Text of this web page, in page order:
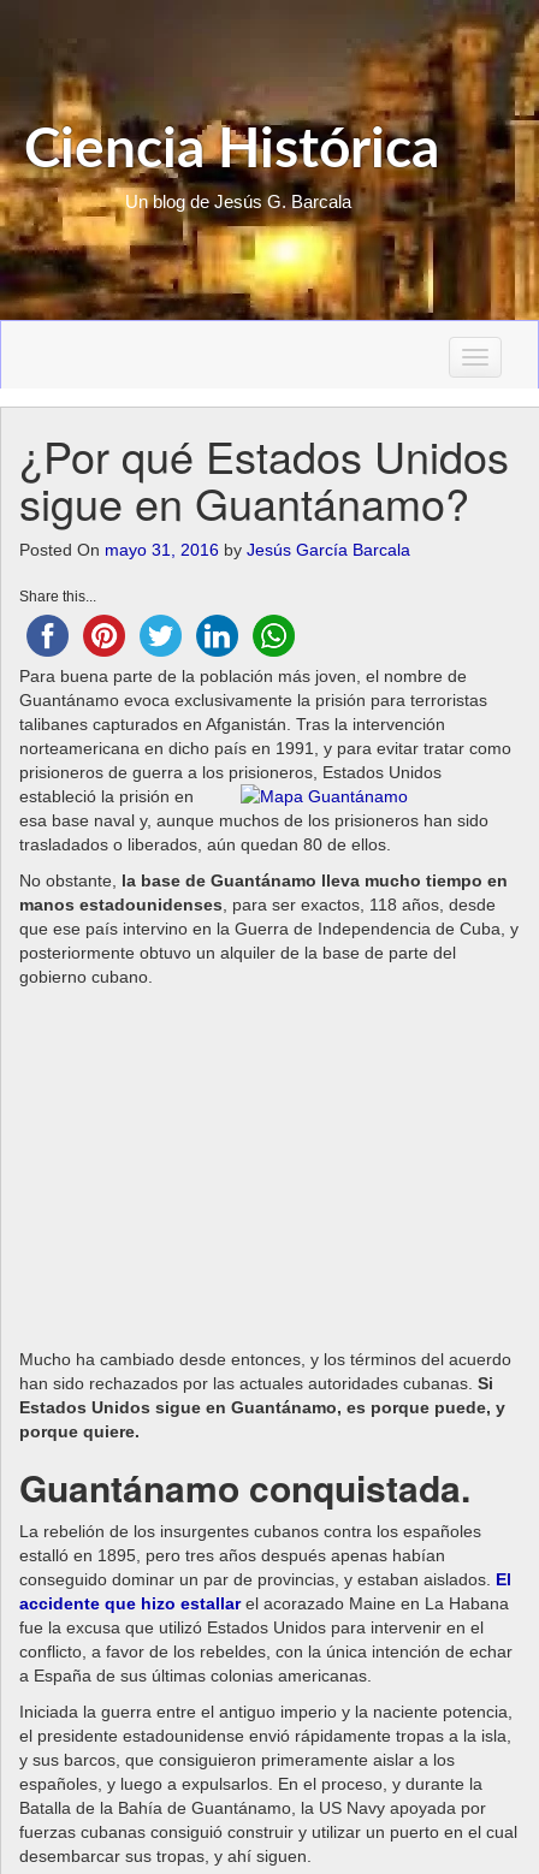
Ciencia Histórica
Un blog de Jesús G. Barcala
T
g
l
i
n
¿Por qué Estados Unidos
sigue en Guantánamo?
Posted On mayo 31, 2016 by Jesús García Barcala
Share this...
Para buena parte de la población más joven, el nombre de
Guantánamo evoca exclusivamente la prisión para terroristas
talibanes capturados en Afganistán. Tras la intervención
norteamericana en dicho país en 1991, y para evitar tratar como
prisioneros de guerra a los prisioneros, Estados Unidos
estableció la prisión en
esa base naval y, aunque muchos de los prisioneros han sido
trasladados o liberados, aún quedan 80 de ellos.
No obstante, la base de Guantánamo lleva mucho tiempo en
manos estadounidenses , para ser exactos, 118 años, desde
que ese país intervino en la Guerra de Independencia de Cuba, y
posteriormente obtuvo un alquiler de la base de parte del
gobierno cubano.
Mucho ha cambiado desde entonces, y los términos del acuerdo
han sido rechazados por las actuales autoridades cubanas. Si
Estados Unidos sigue en Guantánamo, es porque puede, y
porque quiere.
Guantánamo conquistada.
La rebelión de los insurgentes cubanos contra los españoles
estalló en 1895, pero tres años después apenas habían
conseguido dominar un par de provincias, y estaban aislados. El
accidente que hizo estallar el acorazado Maine en La Habana
fue la excusa que utilizó Estados Unidos para intervenir en el
conflicto, a favor de los rebeldes, con la única intención de echar
a España de sus últimas colonias americanas.
Iniciada la guerra entre el antiguo imperio y la naciente potencia,
el presidente estadounidense envió rápidamente tropas a la isla,
y sus barcos, que consiguieron primeramente aislar a los
españoles, y luego a expulsarlos. En el proceso, y durante la
Batalla de la Bahía de Guantánamo, la US Navy apoyada por
fuerzas cubanas consiguió construir y utilizar un puerto en el cual
desembarcar sus tropas, y ahí siguen.